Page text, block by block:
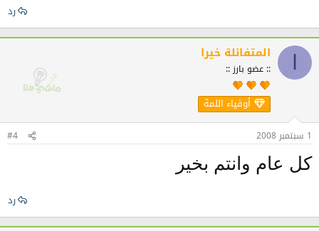
رد
المتفائلة خيرا
:: عضو بارز ::
أوفياء اللمة
1 سبتمبر 2008 #4
كل عام وانتم بخير
رد